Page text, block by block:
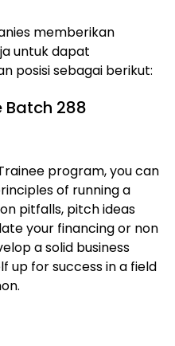
memberikan
untuk dapat
posisi sebagai berikut:
Batch 288
program, you can
of running a
pitfalls, pitch ideas
your financing or non
a solid business
up for success in a field